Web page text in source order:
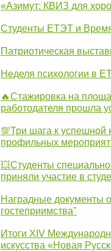
«Азимут: КВИЗ для
Студенты ЕТЭТ и
Патриотическая
Неделя психологии в
🔥Стажировка на
работодателя прошла
💯Три шага к успешной
профильных
💥Студенты
приняли участие в
Наградные документы
гостеприимства"
Итоги XIV
искусства «Новая